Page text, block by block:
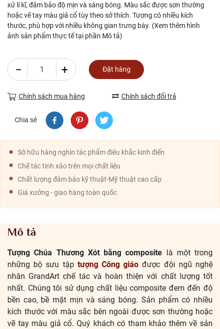
xử lí kĩ, đảm bảo độ mịn và sáng bóng. Màu sắc được sơn thường
hoặc vẽ tay màu giả cổ tùy theo sở thích. Tượng có nhiều kích
thước, phù hợp với nhiều không gian trưng bày. (Xem thêm hình
ảnh sản phẩm thực tế tại phần Mô tả)
− + Đặt hàng
Chính sách mua hàng Chính sách đổi trả
Chia sẻ
Sở hữu hàng nghìn tác phẩm điêu khắc kinh điển
Chế tác tinh xảo trên mọi chất liệu
Chất lượng đảm bảo kỹ thuật-Mỹ thuật cao cấp
Giá xưởng - giao hàng toàn quốc
Mô tả
Tượng Chúa Thương Xót bằng composite là một trong
những bộ sưu tập tượng Công giáo được đội ngũ nghệ
nhân GrandArt chế tác và hoàn thiện với chất lượng tốt
nhất. Chúng tôi sử dụng chất liệu composite đem đến độ
bền cao, bề mặt mịn và sáng bóng. Sản phẩm có nhiều
kích thước với màu sắc bên ngoài được sơn thường hoặc
vẽ tay màu giả cổ. Quý khách có tham khảo thêm về sản